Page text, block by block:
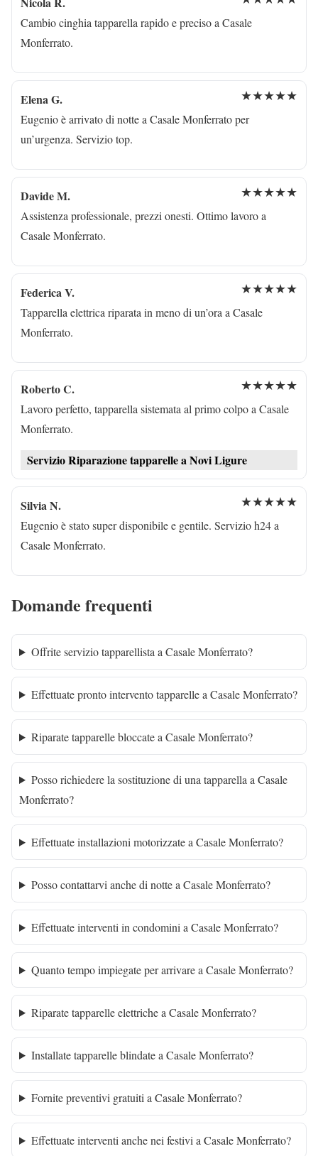
Cambio cinghia tapparella rapido e preciso a Casale
Monferrato.
Elena G. ★★★★★
Eugenio è arrivato di notte a Casale Monferrato per
un’urgenza. Servizio top.
Davide M. ★★★★★
Assistenza professionale, prezzi onesti. Ottimo lavoro a
Casale Monferrato.
Federica V. ★★★★★
Tapparella elettrica riparata in meno di un’ora a Casale
Monferrato.
Roberto C. ★★★★★
Lavoro perfetto, tapparella sistemata al primo colpo a Casale
Monferrato.
Servizio Riparazione tapparelle a Novi Ligure
Silvia N. ★★★★★
Eugenio è stato super disponibile e gentile. Servizio h24 a
Casale Monferrato.
Domande frequenti
Offrite servizio tapparellista a Casale Monferrato?
Effettuate pronto intervento tapparelle a Casale Monferrato?
Riparate tapparelle bloccate a Casale Monferrato?
Posso richiedere la sostituzione di una tapparella a Casale
Monferrato?
Effettuate installazioni motorizzate a Casale Monferrato?
Posso contattarvi anche di notte a Casale Monferrato?
Effettuate interventi in condomini a Casale Monferrato?
Quanto tempo impiegate per arrivare a Casale Monferrato?
Riparate tapparelle elettriche a Casale Monferrato?
Installate tapparelle blindate a Casale Monferrato?
Fornite preventivi gratuiti a Casale Monferrato?
Effettuate interventi anche nei festivi a Casale Monferrato?